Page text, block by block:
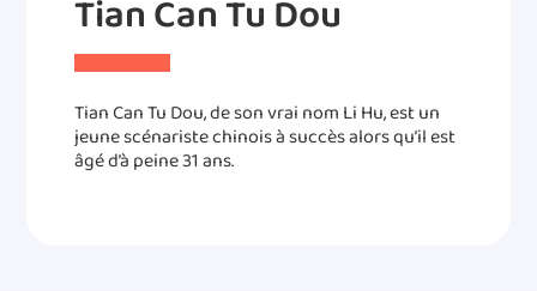
Tian Can Tu Dou
Tian Can Tu Dou, de son vrai nom Li Hu, est un
jeune scénariste chinois à succès alors qu’il est
âgé d’à peine 31 ans.